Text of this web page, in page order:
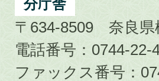
分庁舎
〒634-8509 奈良県
電話番号：0744-
ファックス番号：